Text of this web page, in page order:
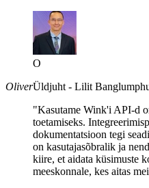
O
OliverÜldjuht - Lilit
"Kasutame Wink'i API-d
toetamiseks.
dokumentatsioon tegi
on kasutajasõbralik ja
kiire, et aidata küsimuste
meeskonnale, kes aitas